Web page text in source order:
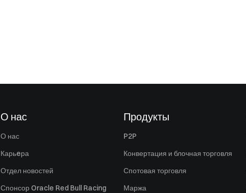
О нас
О нас
Карьeра
Отдел новостей
Спонсор Oracle Red Bull Racing
Продукты
P2P
Конвертация и блочная торговля
Спотовая торговля
Маржа